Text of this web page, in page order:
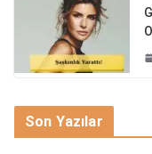
Son Yazılar